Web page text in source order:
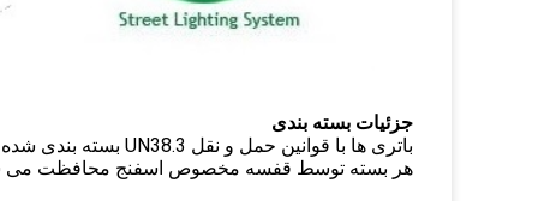
جزئیات بسته بندی
باتری ها با قوانین حمل و نقل UN38.3 بسته بندی شده بودند
هر بسته توسط قفسه مخصوص اسفنج محافظت می